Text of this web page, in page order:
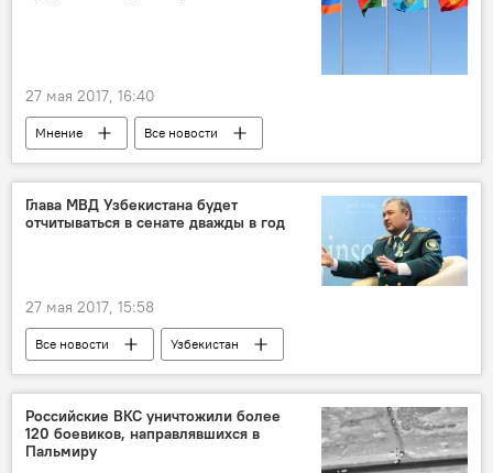
27 мая 2017, 16:40
Мнение
Все новости
Рустем Рахимов
Таджикистан и ЕАЭС: выгоды и перспективы
Таджикистан
ЕАЭС
Глава МВД Узбекистана будет
отчитываться в сенате дважды в год
27 мая 2017, 15:58
Все новости
Узбекистан
Центральная Азия
Российские ВКС уничтожили более
120 боевиков, направлявшихся в
Пальмиру